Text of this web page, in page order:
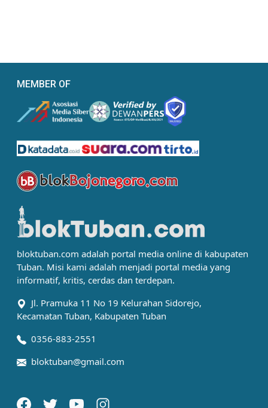
MEMBER OF
bloktuban.com adalah portal media online di kabupaten
Tuban. Misi kami adalah menjadi portal media yang
informatif, kritis, cerdas dan terdepan.
Jl. Pramuka 11 No 19 Kelurahan Sidorejo,
Kecamatan Tuban, Kabupaten Tuban
0356-883-2551
bloktuban@gmail.com